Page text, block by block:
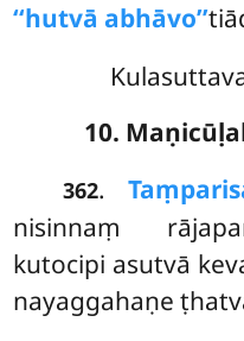
‘‘hutvā abhāvo’’
10.
362. Taṃ
nisinnaṃ
kutocipi asutvā
nayaggahaṇe